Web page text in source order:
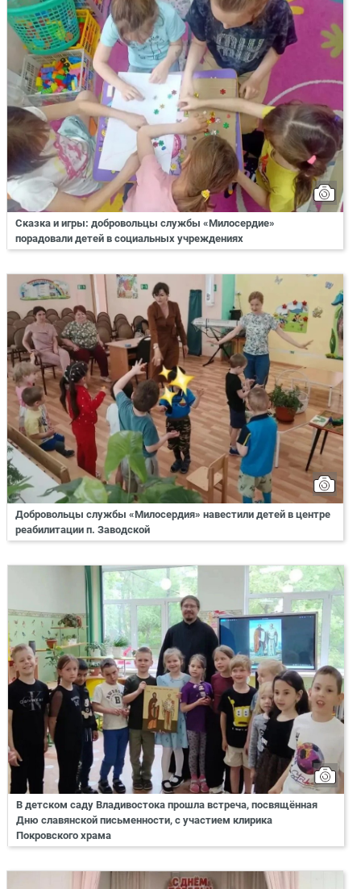
Сказка и игры: добровольцы службы «Милосердие»
порадовали детей в социальных учреждениях
Добровольцы службы «Милосердия» навестили детей в центре
реабилитации п. Заводской
В детском саду Владивостока прошла встреча, посвящённая
Дню славянской письменности, с участием клирика
Покровского храма